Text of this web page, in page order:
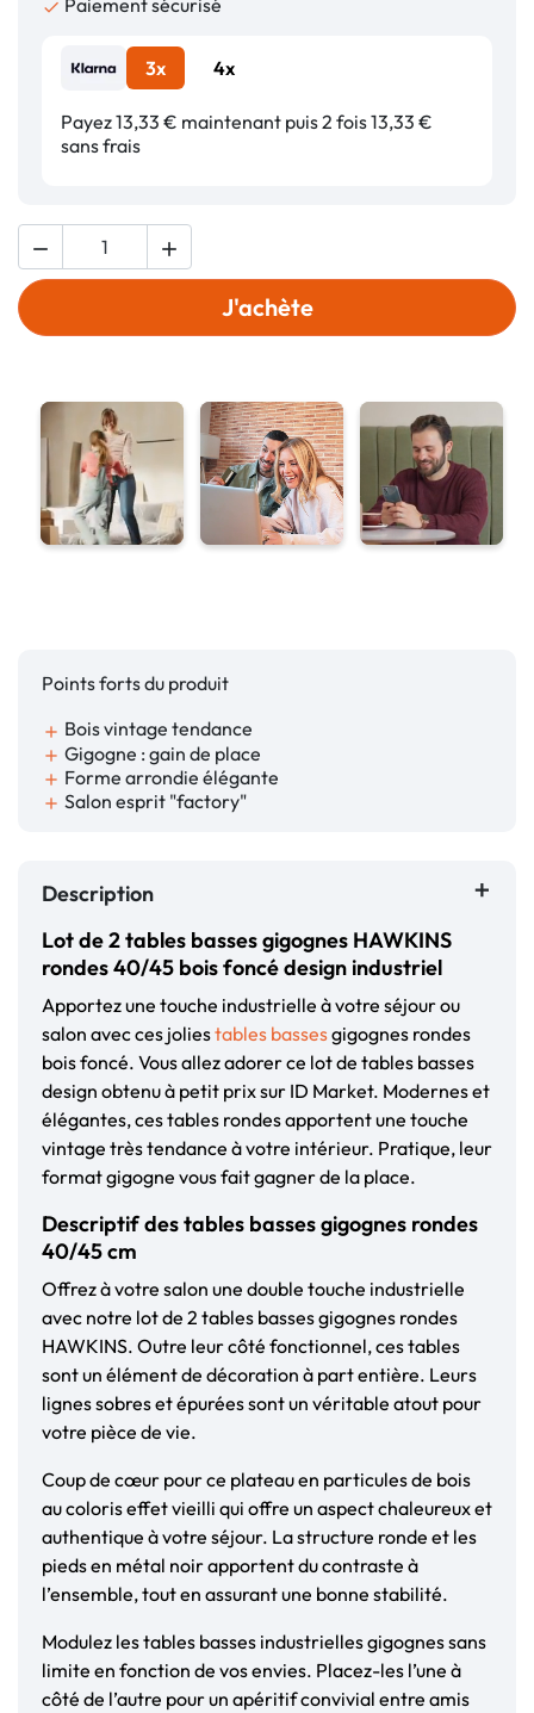

3x 4x
Payez 13,33 € maintenant puis 2 fois 13,33 €
sans frais
 
J'achète
Points forts du produit
add Bois vintage tendance
add Gigogne : gain de place
add Forme arrondie élégante
add Salon esprit "factory"
Description
Lot de 2 tables basses gigognes HAWKINS
rondes 40/45 bois foncé design industriel
Apportez une touche industrielle à votre séjour ou
salon avec ces joliestables bassesgigognes rondes
bois foncé. Vous allez adorer ce lot de tables basses
design obtenu à petit prix sur ID Market. Modernes et
élégantes, ces tables rondes apportent une touche
vintage très tendance à votre intérieur. Pratique, leur
format gigogne vous fait gagner de la place.
Descriptif des tables basses gigognes rondes
40/45 cm
Offrez à votre salon une double touche industrielle
avec notre lot de 2 tables basses gigognes rondes
HAWKINS. Outre leur côté fonctionnel, ces tables
sont un élément de décoration à part entière. Leurs
lignes sobres et épurées sont un véritable atout pour
votre pièce de vie.
Coup de cœur pour ce plateau en particules de bois
au coloris effet vieilli qui offre un aspect chaleureux et
authentique à votre séjour. La structure ronde et les
pieds en métal noir apportent du contraste à
l’ensemble, tout en assurant une bonne stabilité.
Modulez les tables basses industrielles gigognes sans
limite en fonction de vos envies. Placez-les l’une à
côté de l’autre pour un apéritif convivial entre amis